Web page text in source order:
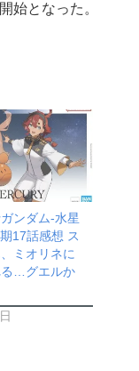
始となった。
ガンダム-水星
17話感想 ス
ミオリネに
る…グエルか